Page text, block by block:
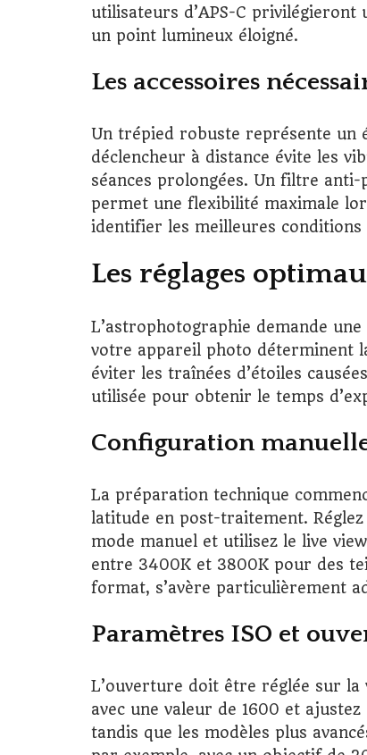
utilisateurs d’APS-C privilégieront
un point lumineux éloigné.
Les accessoires
Un trépied robuste représente un
déclencheur à distance évite les
séances prolongées. Un filtre
permet une flexibilité maximale
identifier les meilleures
Les réglages
L’astrophotographie demande
votre appareil photo déterminent
éviter les traînées d’étoiles
utilisée pour obtenir le temps
Configuration
La préparation technique
latitude en post-traitement.
mode manuel et utilisez le live
entre 3400K et 3800K pour des
format, s’avère particulièrement
Paramètres ISO et
L’ouverture doit être réglée sur la
avec une valeur de 1600 et
tandis que les modèles plus